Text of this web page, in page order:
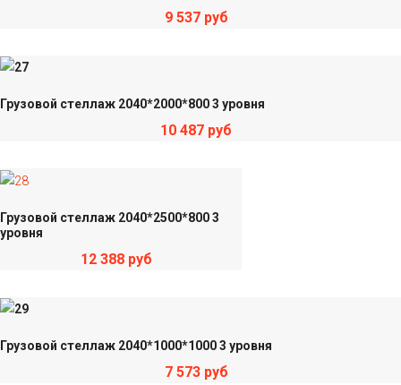
9 537 руб
Грузовой стеллаж 2040*2000*800 3 уровня
10 487 руб
Грузовой стеллаж 2040*2500*800 3
уровня
12 388 руб
Грузовой стеллаж 2040*1000*1000 3 уровня
7 573 руб